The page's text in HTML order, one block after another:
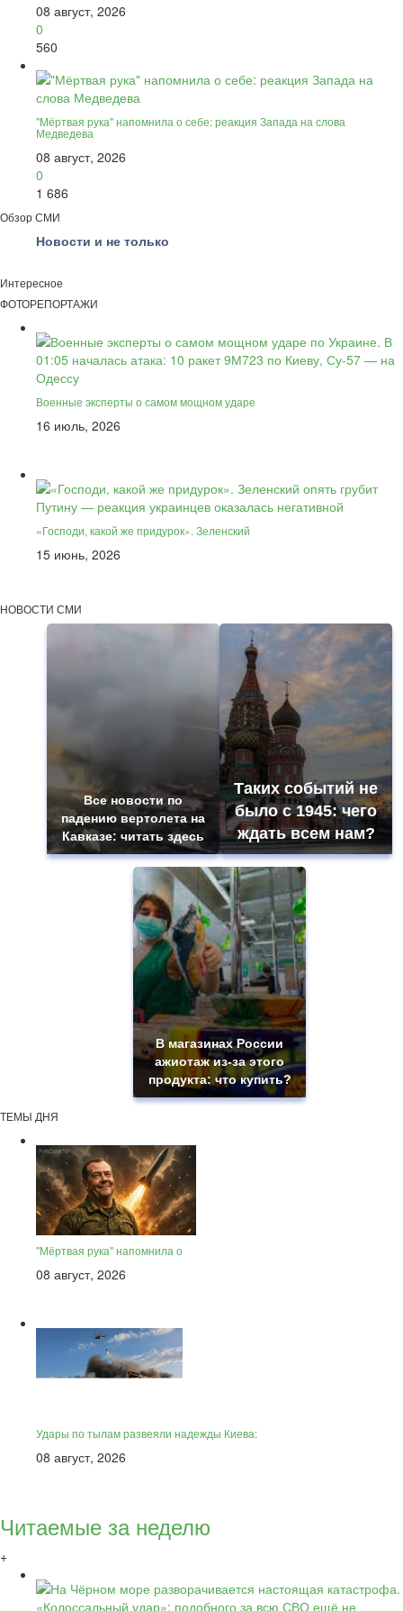
08 август, 2026
0
560
"Мёртвая рука" напомнила о себе: реакция Запада на слова
Медведева
08 август, 2026
0
1 686
Обзор СМИ
Новости и не только
Интересное
ФОТОРЕПОРТАЖИ
Военные эксперты о самом мощном ударе
16 июль, 2026
«Господи, какой же придурок». Зеленский
15 июнь, 2026
НОВОСТИ СМИ
Все новости по
падению вертолета на
Кавказе: читать здесь
Таких событий не
было с 1945: чего
ждать всем нам?
В магазинах России
ажиотаж из-за этого
продукта: что купить?
ТЕМЫ ДНЯ
"Мёртвая рука" напомнила о
08 август, 2026
Удары по тылам развеяли надежды Киева:
08 август, 2026
Читаемые за неделю
+